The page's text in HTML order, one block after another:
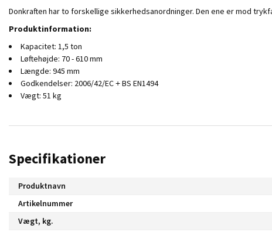
Donkraften har to forskellige sikkerhedsanordninger. Den ene er mod
Produktinformation:
Kapacitet: 1,5 ton
Løftehøjde: 70 - 610 mm
Længde: 945 mm
Godkendelser: 2006/42/EC + BS EN1494
Vægt: 51 kg
Specifikationer
Produktnavn
Artikelnummer
Vægt, kg.